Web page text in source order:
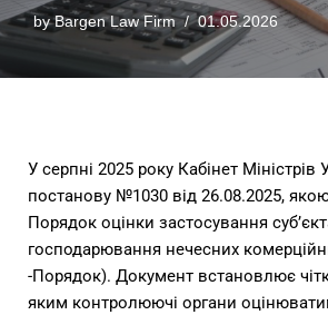
byBargen Law Firm 01.05.2026
У серпні 2025 року Кабінет Міністрів
постанову №1030 від 26.08.2025,
Порядок оцінки застосування
господарювання нечесних
-Порядок). Документ встановлює
яким контролюючі органи